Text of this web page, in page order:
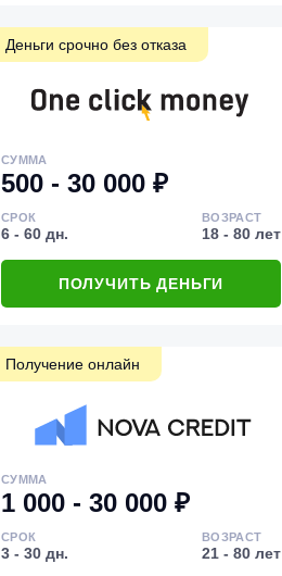
Деньги срочно без отказа
СУММА
500 - 30 000 ₽
СРОК
6 - 60 дн.
ВОЗРАСТ
18 - 80 лет
ПОЛУЧИТЬ ДЕНЬГИ
Получение онлайн
СУММА
1 000 - 30 000 ₽
СРОК
3 - 30 дн.
ВОЗРАСТ
21 - 80 лет